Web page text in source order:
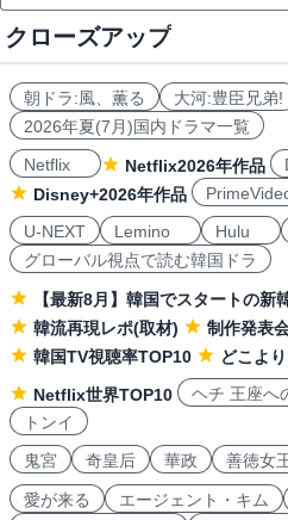
クローズアップ
朝ドラ:風、薫る 大河:豊臣兄弟!
2026年夏(7月)国内ドラマ一覧
Netflix
Netflix2026年作品
Disney+2026年作品
U-NEXT
Lemino Hulu
グローバル視点で読む韓国ドラ
【最新8月】韓国でスタートの新
韓流再現レポ(取材)
制作発表
韓国TV視聴率TOP10
どこよ
Netflix世界TOP10
ヘチ 王座へ
トンイ
鬼宮
奇皇后 華政 善徳女
愛が来る エージェント・キム